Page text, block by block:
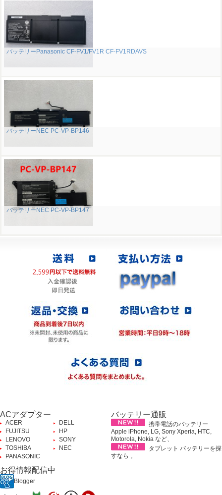
バッテリーPanasonic CF-FV1/FV1R CF-FV1RDAVS
バッテリーNEC PC-VP-BP146
バッテリーNEC PC-VP-BP147
ACアダプター
ACER
DELL
FUJITSU
HP
LENOVO
SONY
TOSHIBA
NEC
PANASONIC
バッテリー通販
携帯電話のバッテリー
Apple iPhone, LG, Sony Xperia, HTC,
Motorola, Nokia など、
タブレット バッテリーを探
すなら 。
お得情報配信中
Blogger